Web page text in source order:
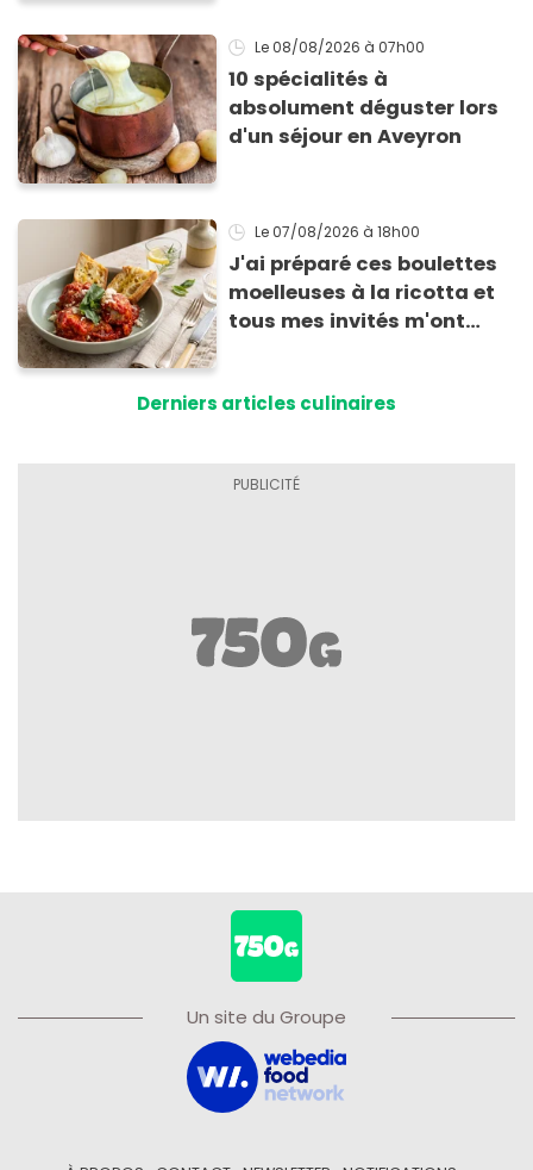
Le 08/08/2026 à 07h00
10 spécialités à
absolument déguster lors
d'un séjour en Aveyron
Le 07/08/2026 à 18h00
J'ai préparé ces boulettes
moelleuses à la ricotta et
tous mes invités m'ont
Derniers articles culinaires
Un site du Groupe